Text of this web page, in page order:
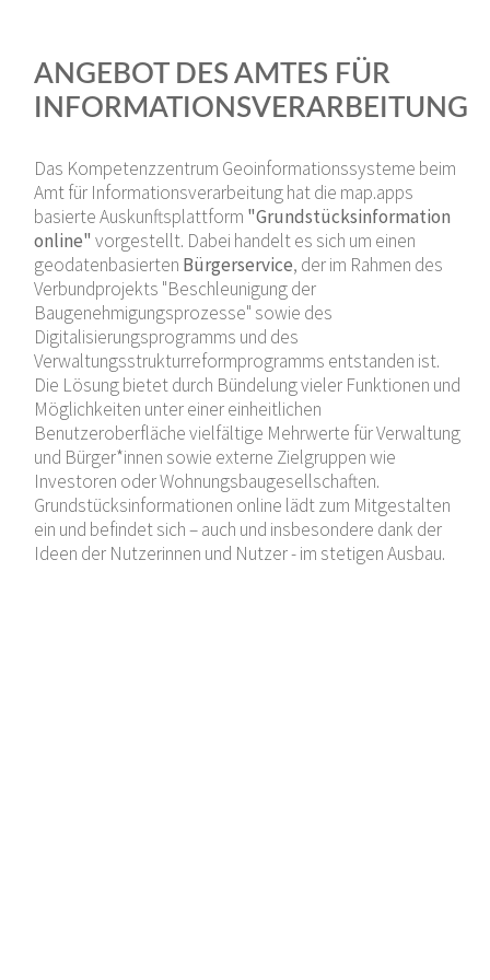
ANGEBOT DES AMTES FÜR
INFORMATIONSVERARBEITUNG
Das Kompetenzzentrum Geoinformationssysteme beim
Amt für Informationsverarbeitung hat die map.apps
basierte Auskunftsplattform "Grundstücksinformation
online" vorgestellt. Dabei handelt es sich um einen
geodatenbasierten Bürgerservice, der im Rahmen des
Verbundprojekts "Beschleunigung der
Baugenehmigungsprozesse" sowie des
Digitalisierungsprogramms und des
Verwaltungsstrukturreformprogramms entstanden ist.
Die Lösung bietet durch Bündelung vieler Funktionen und
Möglichkeiten unter einer einheitlichen
Benutzeroberfläche vielfältige Mehrwerte für Verwaltung
und Bürger*innen sowie externe Zielgruppen wie
Investoren oder Wohnungsbaugesellschaften.
Grundstücksinformationen online lädt zum Mitgestalten
ein und befindet sich – auch und insbesondere dank der
Ideen der Nutzerinnen und Nutzer - im stetigen Ausbau.